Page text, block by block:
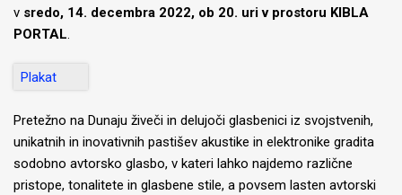
v sredo, 14. decembra 2022, ob 20. uri v prostoru KIBLA
PORTAL.
Plakat
Pretežno na Dunaju živeči in delujoči glasbenici iz svojstvenih,
unikatnih in inovativnih pastišev akustike in elektronike gradita
sodobno avtorsko glasbo, v kateri lahko najdemo različne
pristope, tonalitete in glasbene stile, a povsem lasten avtorski